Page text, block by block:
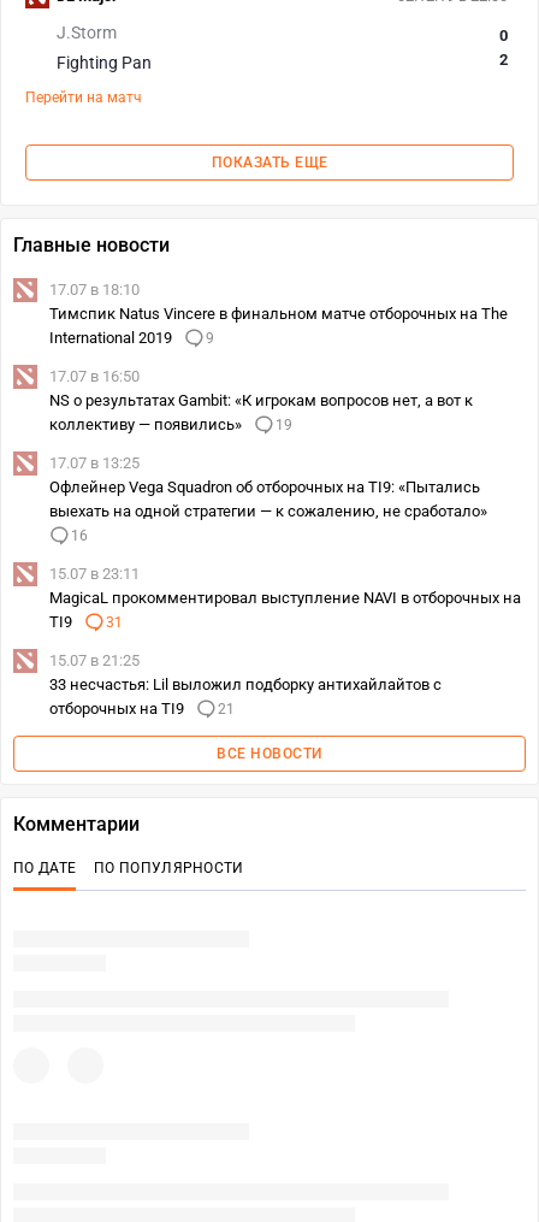
J.Storm
Fighting Pan
0
2
Перейти на матч
ПОКАЗАТЬ ЕЩЕ
Главные новости
17.07 в 18:10
Тимспик Natus Vincere в финальном матче отборочных на The
International 2019
9
17.07 в 16:50
NS о результатах Gambit: «К игрокам вопросов нет, а вот к
коллективу — появились»
19
17.07 в 13:25
Офлейнер Vega Squadron об отборочных на TI9: «Пытались
выехать на одной стратегии — к сожалению, не сработало»
16
15.07 в 23:11
MagicaL прокомментировал выступление NAVI в отборочных на
TI9
31
15.07 в 21:25
33 несчастья: Lil выложил подборку антихайлайтов с
отборочных на TI9
21
ВСЕ НОВОСТИ
Комментарии
ПО ДАТЕ ПО ПОПУЛЯРНОСТИ